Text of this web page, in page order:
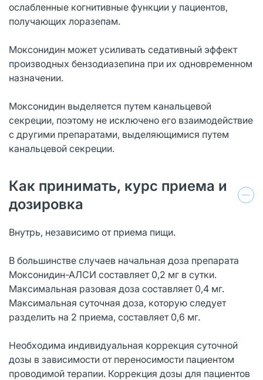
ослабленные когнитивные функции у пациентов,
получающих лоразепам.
Моксонидин может усиливать седативный эффект
производных бензодиазепина при их одновременном
назначении.
Моксонидин выделяется путем канальцевой
секреции, поэтому не исключено его взаимодействие
с другими препаратами, выделяющимися путем
канальцевой секреции.
Как принимать, курс приема и
дозировка
Внутрь, независимо от приема пищи.
В большинстве случаев начальная доза препарата
Моксонидин-АЛСИ составляет 0,2 мг в сутки.
Максимальная разовая доза составляет 0,4 мг.
Максимальная суточная доза, которую следует
разделить на 2 приема, составляет 0,6 мг.
Необходима индивидуальная коррекция суточной
дозы в зависимости от переносимости пациентом
проводимой терапии. Коррекция дозы для пациентов